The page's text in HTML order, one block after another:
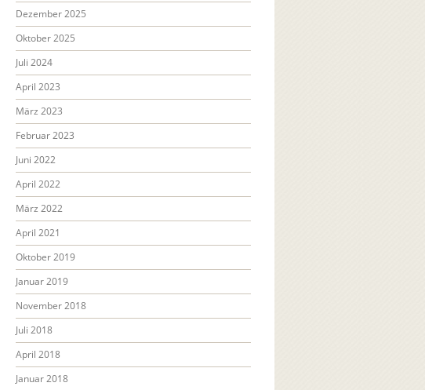
Dezember 2025
Oktober 2025
Juli 2024
April 2023
März 2023
Februar 2023
Juni 2022
April 2022
März 2022
April 2021
Oktober 2019
Januar 2019
November 2018
Juli 2018
April 2018
Januar 2018